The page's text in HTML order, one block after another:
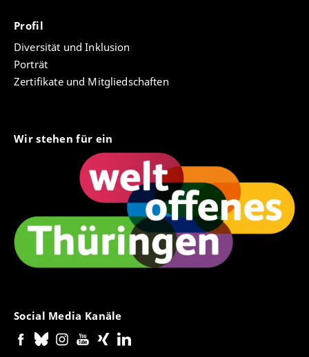
Profil
Diversität und Inklusion
Porträt
Zertifikate und Mitgliedschaften
Wir stehen für ein
Social Media Kanäle